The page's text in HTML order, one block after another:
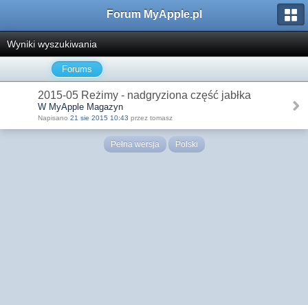
Forum MyApple.pl
Wyniki wyszukiwania
Forums
2015-05 Reżimy - nadgryziona część jabłka
W MyApple Magazyn
Napisano 21 sie 2015 10:43 przez tomasz
Pełna wersja Polski